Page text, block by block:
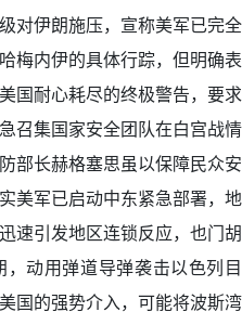
对伊朗施压，宣称美军已完全
梅内伊的具体行踪，但明确表
国耐心耗尽的终极警告，要求
召集国家安全团队在白宫战情
部长赫格塞思虽以保障民众安
美军已启动中东紧急部署，地
速引发地区连锁反应，也门胡
动用弹道导弹袭击以色列目
国的强势介入，可能将波斯湾